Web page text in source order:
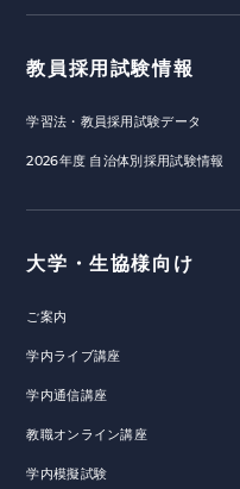
教員採用試験情報
学習法・教員採用試験データ
2026年度 自治体別採用試験情報
大学・生協様向け
ご案内
学内ライブ講座
学内通信講座
教職オンライン講座
学内模擬試験